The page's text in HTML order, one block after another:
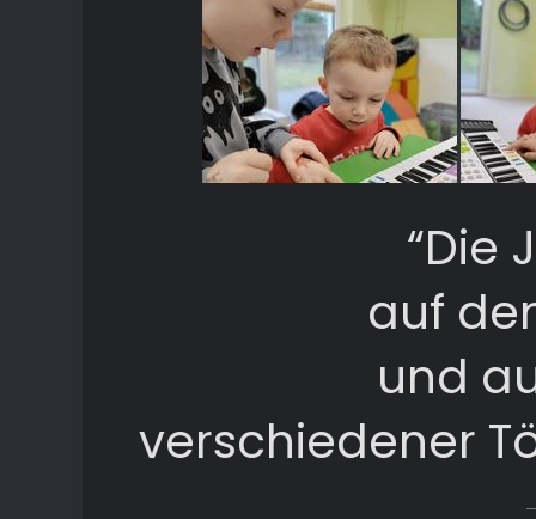
“Die
auf
und
verschiedener